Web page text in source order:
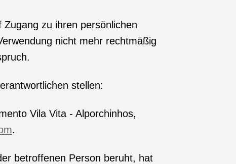
zu ihren persönlichen
nicht mehr rechtmäßig
stellen:
Vila Vita - Alporchinhos,
.
betroffenen Person beruht, hat